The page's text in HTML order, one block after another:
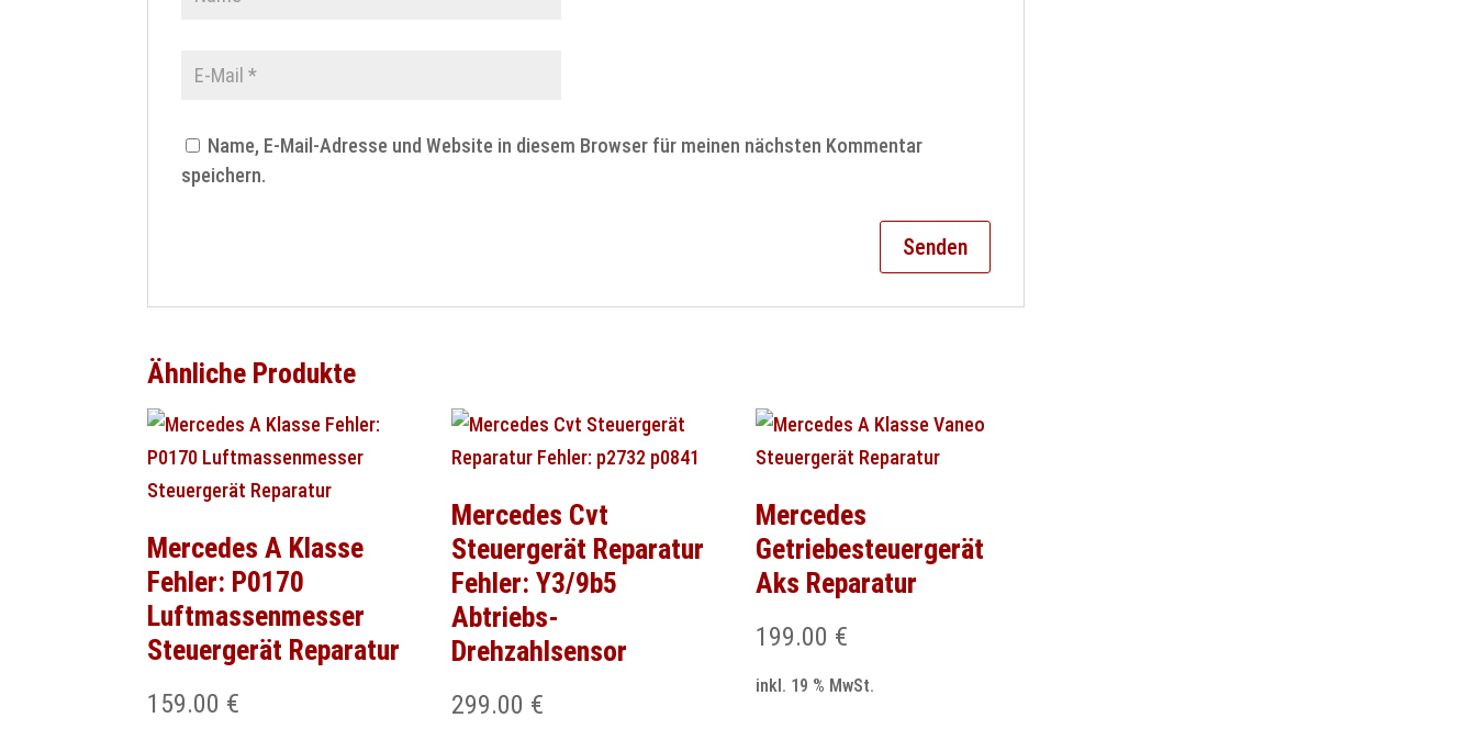
Name, E-Mail-Adresse und Website in diesem Browser für meinen nächsten Kommentar
speichern.
Ähnliche Produkte
Mercedes A Klasse
Fehler: P0170
Luftmassenmesser
Steuergerät Reparatur
159.00 €
Mercedes Cvt
Steuergerät Reparatur
Fehler: Y3/9b5
Abtriebs-
Drehzahlsensor
299.00 €
Mercedes
Getriebesteuergerät
Aks Reparatur
199.00 €
inkl. 19 % MwSt.